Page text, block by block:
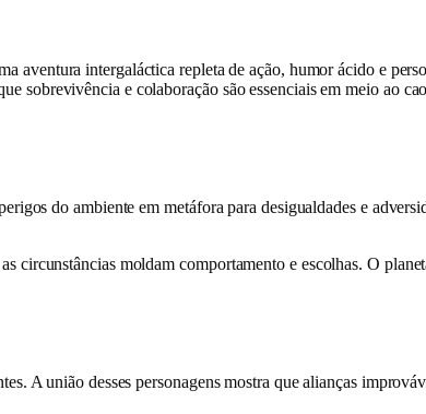
aventura intergaláctica repleta de ação, humor ácido e
sobrevivência e colaboração são essenciais em meio ao
do ambiente em metáfora para desigualdades e
circunstâncias moldam comportamento e escolhas. O
A união desses personagens mostra que alianças